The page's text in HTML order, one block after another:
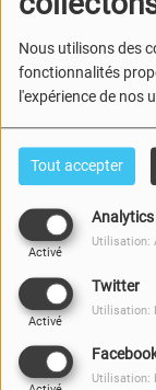
Nous utilisons des
fonctionnalités
l'expérience de nos
Tout accepter
Analytics
Activé
Utilisation:
Twitter
Activé
Utilisation:
Utilisation: